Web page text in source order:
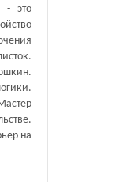
- это
на